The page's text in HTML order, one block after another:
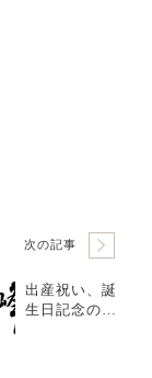
次の記事
出産祝い、誕
生日記念のプ